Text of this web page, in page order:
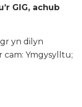
GIG, achub
yn dilyn
Ymgysylltu;